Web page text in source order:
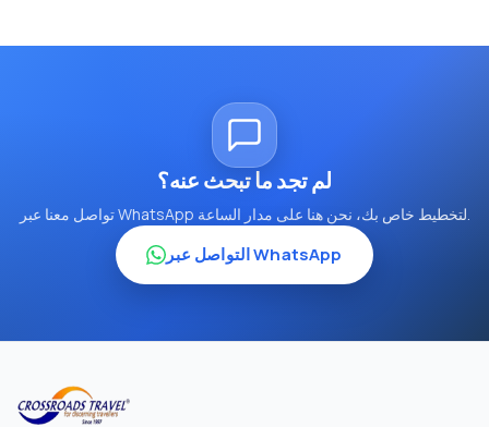
لم تجد ما تبحث عنه؟
تواصل معنا عبر WhatsApp لتخطيط خاص بك، نحن هنا على مدار الساعة.
التواصل عبر WhatsApp